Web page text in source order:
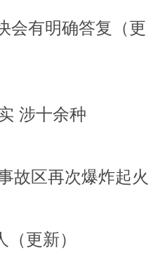
会有明确答复（更
涉十余种
故区再次爆炸起火
更新）